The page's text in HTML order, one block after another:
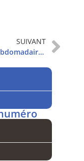
SUIVANT
Point hebdomadaire et sommaire